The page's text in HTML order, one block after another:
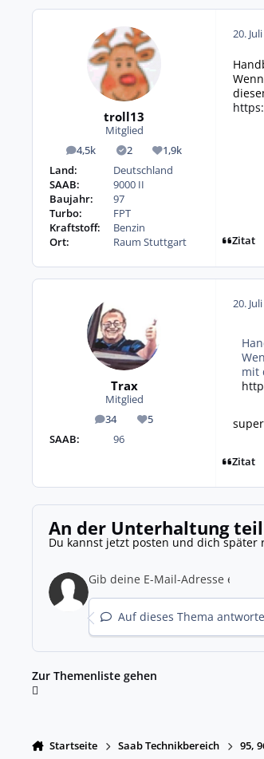
troll13
Mitglied
4,5k
Beiträge 2
Lösungen1,9k
Reputation
Land:
Deutschland
SAAB:
9000 II
Baujahr:
97
Turbo:
FPT
Kraftstoff:
Benzin
Ort:
Raum Stuttgart
20.
Zitat
Trax
Mitglied
34
Beiträge 5
Reputation
SAAB:
96
20.
mit
Zitat
An der Unterhaltung
Du kannst jetzt posten und dich
Auf dieses Thema
Zur Themenliste gehen
Startseite Saab Technikbereich 95,